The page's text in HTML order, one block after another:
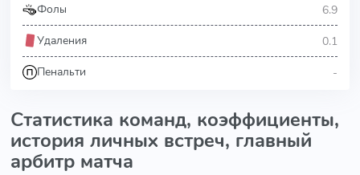
Фолы 6.9
Удаления 0.1
Пенальти -
Статистика команд, коэффициенты,
история личных встреч, главный
арбитр матча